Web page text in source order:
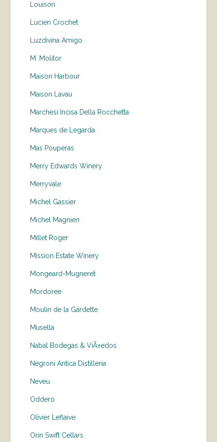
Louison
Lucien Crochet
Luzdivina Amigo
M. Molitor
Maison Harbour
Maison Lavau
Marchesi Incisa Della Rocchetta
Marques de Legarda
Mas Pouperas
Merry Edwards Winery
Merryvale
Michel Gassier
Michel Magnien
Millet Roger
Mission Estate Winery
Mongeard-Mugneret
Mordoree
Moulin de la Gardette
Musella
Nabal Bodegas & ViÃ±edos
Negroni Antica Distilleria
Neveu
Oddero
Olivier Leflaive
Orin Swift Cellars